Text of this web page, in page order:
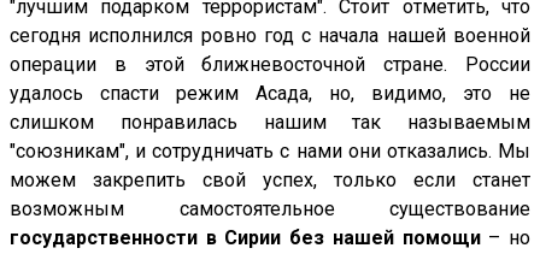
"лучшим подарком террористам". Стоит отметить, что
сегодня исполнился ровно год с начала нашей военной
операции в этой ближневосточной стране. России
удалось спасти режим Асада, но, видимо, это не
слишком понравилась нашим так называемым
"союзникам", и сотрудничать с нами они отказались. Мы
можем закрепить свой успех, только если станет
возможным самостоятельное существование
государственности в Сирии без нашей помощи– но